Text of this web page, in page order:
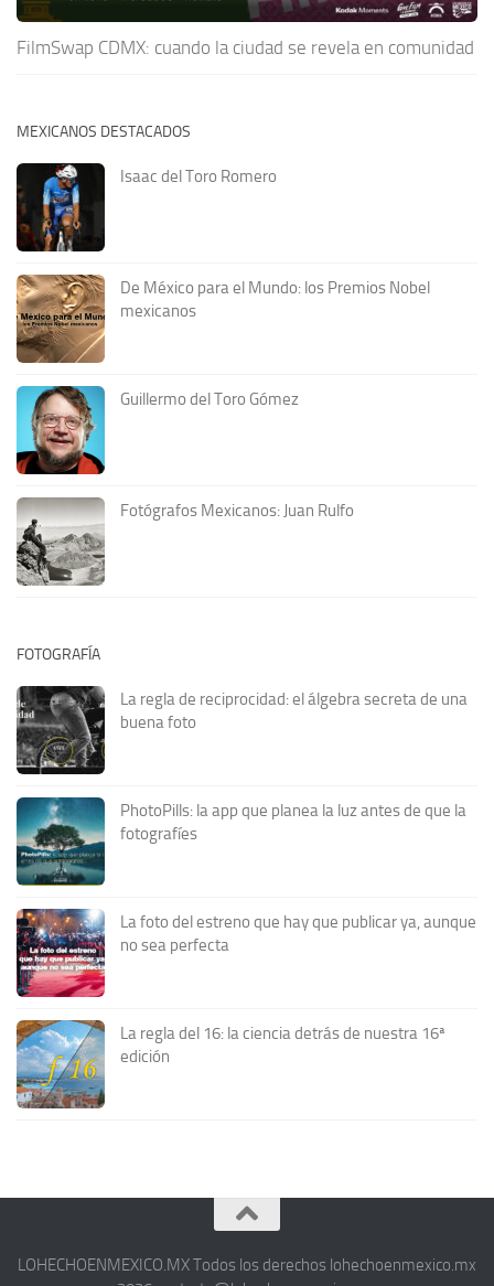
FilmSwap CDMX: cuando la ciudad se revela en comunidad
MEXICANOS DESTACADOS
Isaac del Toro Romero
De México para el Mundo: los Premios Nobel
mexicanos
Guillermo del Toro Gómez
Fotógrafos Mexicanos: Juan Rulfo
FOTOGRAFÍA
La regla de reciprocidad: el álgebra secreta de una
buena foto
PhotoPills: la app que planea la luz antes de que la
fotografíes
La foto del estreno que hay que publicar ya, aunque
no sea perfecta
La regla del 16: la ciencia detrás de nuestra 16ª
edición
LOHECHOENMEXICO.MX Todos los derechos lohechoenmexico.mx